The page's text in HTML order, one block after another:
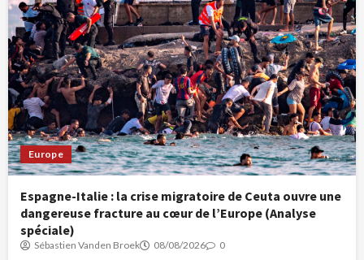
Europe
Espagne-Italie : la crise migratoire de Ceuta ouvre une
dangereuse fracture au cœur de l’Europe (Analyse
spéciale)
Sébastien Vanden Broek 08/08/2026 0